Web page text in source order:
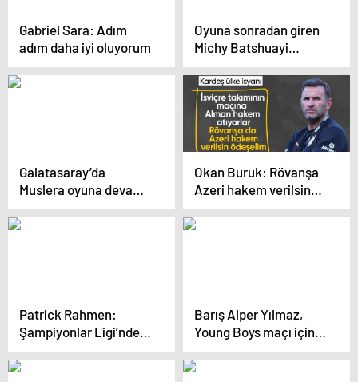
Gabriel Sara: Adım
adım daha iyi oluyorum
Oyuna sonradan giren
Michy Batshuayi
yıldızlaştı
Galatasaray’da
Muslera oyuna devam
edemedi
Okan Buruk: Rövanşa
Azeri hakem verilsin
ödeşelim
Patrick Rahmen:
Şampiyonlar Ligi’nde
maç
kazanabileceğimizi
Barış Alper Yılmaz,
Young Boys maçı için
İsviçre’ye gidiyor